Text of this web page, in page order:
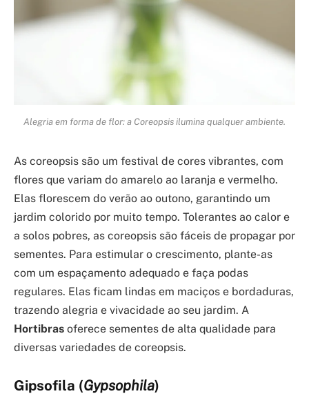
Alegria em forma de flor: a Coreopsis ilumina qualquer ambiente.
As coreopsis são um festival de cores vibrantes, com
flores que variam do amarelo ao laranja e vermelho.
Elas florescem do verão ao outono, garantindo um
jardim colorido por muito tempo. Tolerantes ao calor e
a solos pobres, as coreopsis são fáceis de propagar por
sementes. Para estimular o crescimento, plante-as
com um espaçamento adequado e faça podas
regulares. Elas ficam lindas em maciços e bordaduras,
trazendo alegria e vivacidade ao seu jardim. A
Hortibras oferece sementes de alta qualidade para
diversas variedades de coreopsis.
Gipsofila (Gypsophila)